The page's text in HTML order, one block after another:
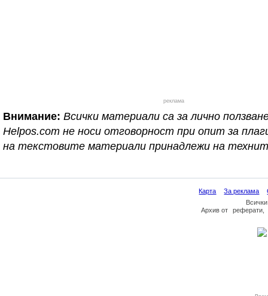
реклама
Внимание: Всички материали са за лично
Helpos.com не носи отговорност при опит за
на текстовите материали принадлежи на
Карта За реклама
Архив от реферати